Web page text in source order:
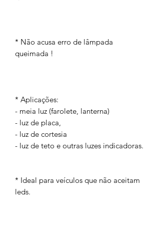
* Não acusa erro de lâmpada
queimada !
* Aplicações:
- meia luz (farolete, lanterna)
- luz de placa,
- luz de cortesia
- luz de teto e outras luzes indicadoras.
* Ideal para veículos que não aceitam
leds.